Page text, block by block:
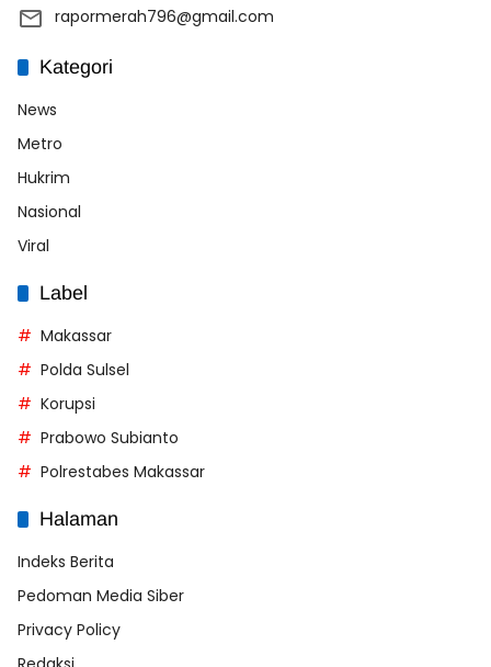
rapormerah796@gmail.com
Kategori
News
Metro
Hukrim
Nasional
Viral
Label
Makassar
Polda Sulsel
Korupsi
Prabowo Subianto
Polrestabes Makassar
Halaman
Indeks Berita
Pedoman Media Siber
Privacy Policy